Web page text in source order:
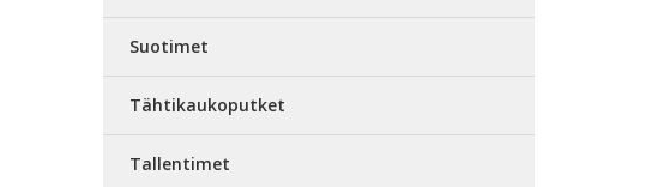
Suotimet
Tähtikaukoputket
Tallentimet